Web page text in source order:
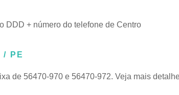
DDD + número do telefone de Centro
/ PE
de 56470-970 e 56470-972. Veja mais